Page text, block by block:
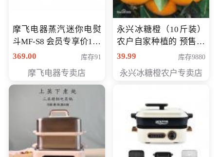
摩飞电器蒸汽迷你电熨
斗MF-S8 会员专享价168
元
369.00 库存91
摩飞电器专卖店
永兴冰糖橙（10斤装）
农户自家种植的 预售10
万斤 会员包邮专享价
39.99 库存9880
永兴冰糖橙农户专卖店